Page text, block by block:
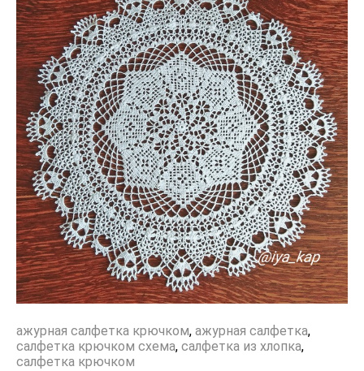
ажурная салфетка крючком, ажурная салфетка,
салфетка крючком схема, салфетка из хлопка,
салфетка крючком